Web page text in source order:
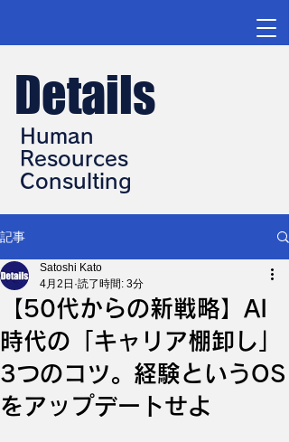
Details
Human
Resources
Consulting
記事
【50代からの新戦略】AI
時代の「キャリア棚卸し」
3つのコツ。経験というOS
をアップデートせよ
Satoshi Kato
4月2日 読了時間: 3分